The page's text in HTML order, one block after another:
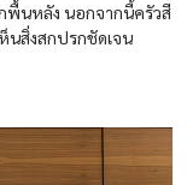
กพื้นหลัง นอกจากนี้ครัวสี
นสิ่งสกปรกชัดเจน